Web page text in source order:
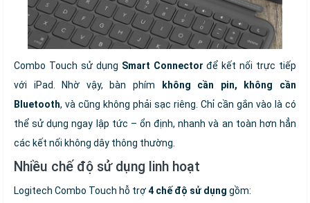
Combo Touch sử dụng Smart Connector để kết nối trực tiếp
với iPad. Nhờ vậy, bàn phím
không cần pin, không cần
Bluetooth, và cũng không phải sạc riêng. Chỉ cần gắn vào là có
thể sử dụng ngay lập tức – ổn định, nhanh và an toàn hơn hẳn
các kết nối không dây thông thường.
Nhiều chế độ sử dụng linh hoạt
Logitech Combo Touch hỗ trợ4 chế độ sử dụng gồm: